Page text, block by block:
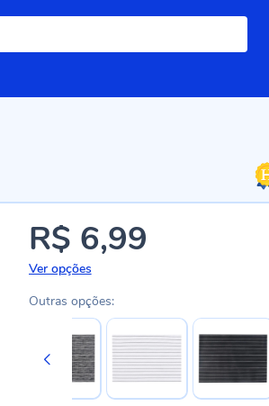
R$ 6,99
Ver opções
Outras opções: